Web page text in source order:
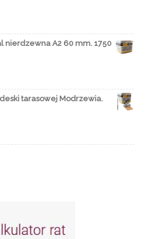
nierdzewna A2 60 mm. 1750
tarasowej Modrzewia.